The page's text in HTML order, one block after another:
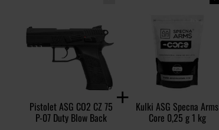
Pistolet ASG CO2 CZ 75
P-07 Duty Blow Back
Kulki ASG Specna Arms
Core 0,25 g 1 kg